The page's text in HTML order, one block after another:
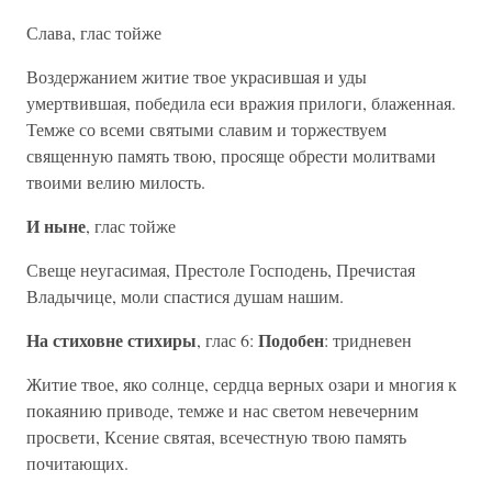
Слава, глас тойже
Воздержанием житие твое украсившая и уды
умертвившая, победила еси вражия прилоги, блаженная.
Темже со всеми святыми славим и торжествуем
священную память твою, просяще обрести молитвами
твоими велию милость.
И ныне, глас тойже
Свеще неугасимая, Престоле Господень, Пречистая
Владычице, моли спастися душам нашим.
На стиховне стихиры, глас 6: Подобен: тридневен
Житие твое, яко солнце, сердца верных озари и многия к
покаянию приводе, темже и нас светом невечерним
просвети, Ксение святая, всечестную твою память
почитающих.